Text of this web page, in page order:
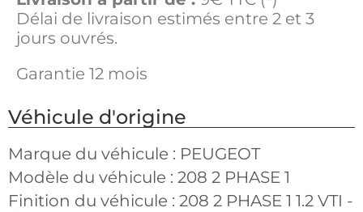
Délai de livraison estimés entre 2 et 3
jours ouvrés.
Garantie 12 mois
Véhicule d'origine
Marque du véhicule : PEUGEOT
Modèle du véhicule : 208 2 PHASE 1
Finition du véhicule : 208 2 PHASE 1 1.2 VTI -